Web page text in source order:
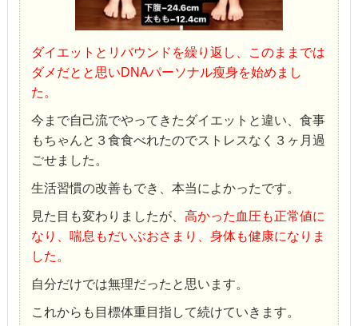
ダイエットとリバウンドを繰り返し、このままでは
ダメだとと思いDNAパーソナル瘦身を始めまし
た。
今まで自己流でやってきたダイエットと違い、食事
もちゃんと３食食べれたのでストレスなく３ヶ月過
ごせました。
生活習慣の改善もでき、本当によかったです。
見た目も変わりましたが、高かった血圧も正常値に
なり、喘息もだいぶおさまり、身体も健康になりま
した。
自分だけでは無理だったと思います。
これからも目標体重目指して続けていきます。